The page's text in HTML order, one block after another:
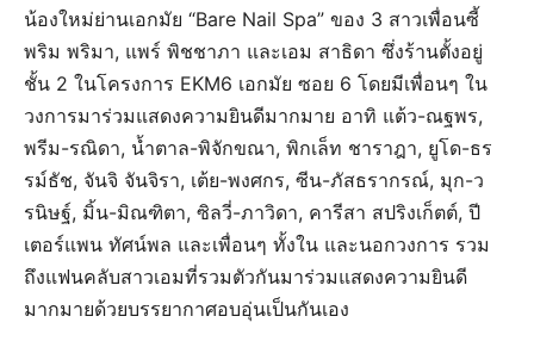
น้องใหม่ย่านเอกมัย “Bare Nail Spa” ของ 3 สาวเพื่อนซี้
พริม พริมา, แพร์ พิชชาภา และเอม สาธิดา ซึ่งร้านตั้งอยู่
ชั้น 2 ในโครงการ EKM6 เอกมัย ซอย 6 โดยมีเพื่อนๆ ใน
วงการมาร่วมแสดงความยินดีมากมาย อาทิ แต้ว-ณฐพร,
พรีม-รณิดา, น้ำตาล-พิจักขณา, พิกเล็ท ชาราฎา, ยูโด-ธร
รม์ธัช, จันจิ จันจิรา, เต้ย-พงศกร, ซีน-ภัสธรากรณ์, มุก-ว
รนิษฐ์, มิ้น-มิณฑิตา, ซิลวี่-ภาวิดา, คารีสา สปริงเก็ตต์, ปี
เตอร์แพน ทัศน์พล และเพื่อนๆ ทั้งใน และนอกวงการ รวม
ถึงแฟนคลับสาวเอมที่รวมตัวกันมาร่วมแสดงความยินดี
มากมายด้วยบรรยากาศอบอุ่นเป็นกันเอง